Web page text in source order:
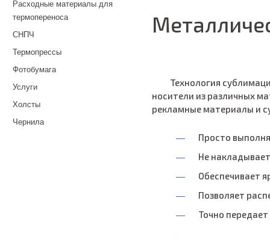
Расходные материалы для
термопереноса
СНПЧ
Термопрессы
Фотобумага
Услуги
Холсты
Чернила
Технология
носители из различных
рекламные материалы и
Просто
Не
Обеспечивает
Позволяет
Точно